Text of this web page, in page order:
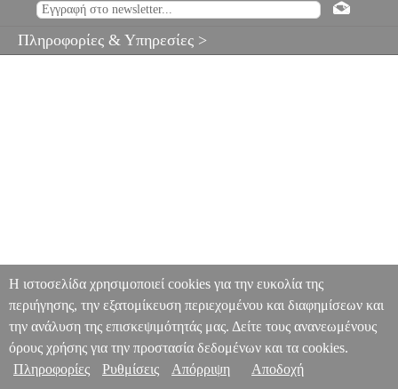
Πληροφορίες & Υπηρεσίες >
Η ιστοσελίδα χρησιμοποιεί cookies για την ευκολία της
περιήγησης, την εξατομίκευση περιεχομένου και διαφημίσεων και
την ανάλυση της επισκεψιμότητάς μας. Δείτε τους ανανεωμένους
όρους χρήσης για την προστασία δεδομένων και τα cookies.
Πληροφορίες
Ρυθμίσεις Απόρριψη Αποδοχή